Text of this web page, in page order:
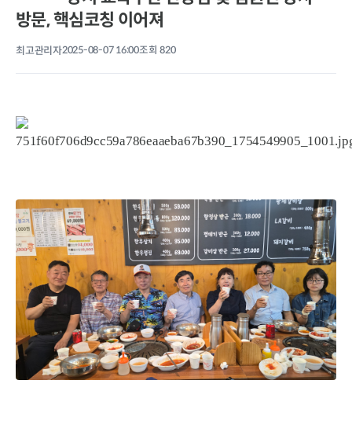
방문, 핵심코칭 이어져
최고관리자2025-08-07 16:00조회 820